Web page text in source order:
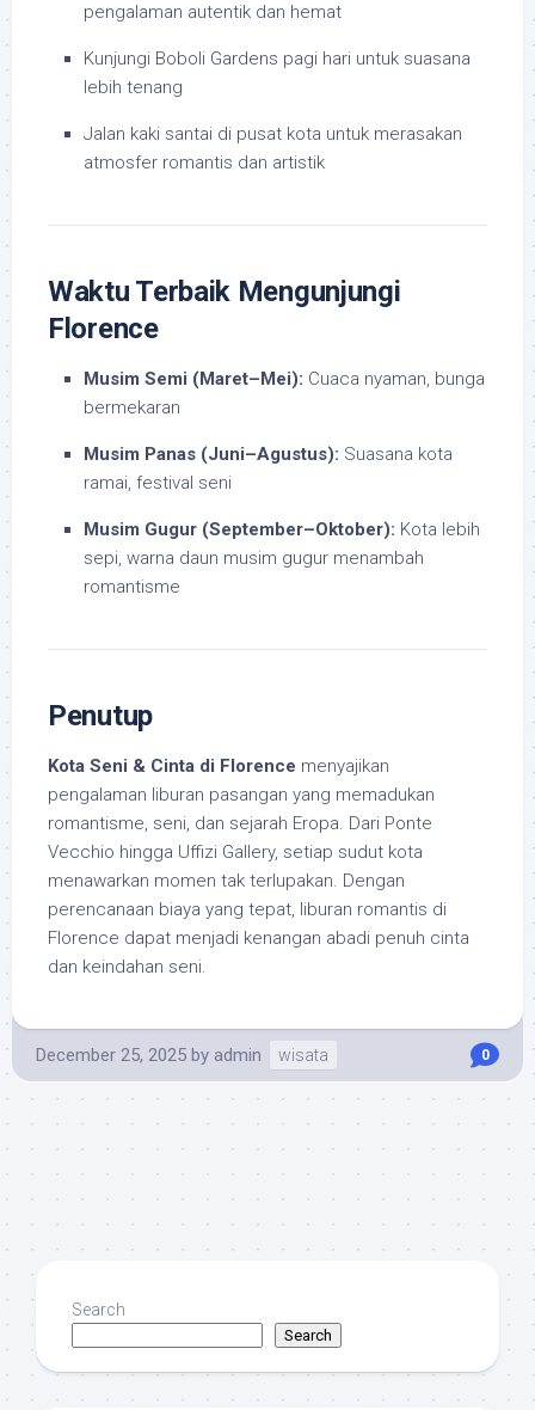
pengalaman autentik dan hemat
Kunjungi Boboli Gardens pagi hari untuk suasana
lebih tenang
Jalan kaki santai di pusat kota untuk merasakan
atmosfer romantis dan artistik
Waktu Terbaik Mengunjungi
Florence
Musim Semi (Maret–Mei): Cuaca nyaman, bunga
bermekaran
Musim Panas (Juni–Agustus): Suasana kota
ramai, festival seni
Musim Gugur (September–Oktober): Kota lebih
sepi, warna daun musim gugur menambah
romantisme
Penutup
Kota Seni & Cinta di Florence menyajikan
pengalaman liburan pasangan yang memadukan
romantisme, seni, dan sejarah Eropa. Dari Ponte
Vecchio hingga Uffizi Gallery, setiap sudut kota
menawarkan momen tak terlupakan. Dengan
perencanaan biaya yang tepat, liburan romantis di
Florence dapat menjadi kenangan abadi penuh cinta
dan keindahan seni.
December 25, 2025 by admin wisata 0
Search
Search